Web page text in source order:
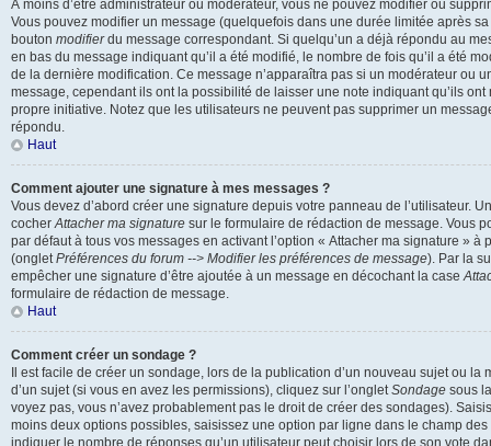
À moins d’être administrateur ou modérateur, vous ne pouvez modifier ou
Vous pouvez modifier un message (quelquefois dans une durée limitée après
bouton modifierdu message correspondant. Si quelqu’un a déjà répondu au
en bas du message indiquant qu’il a été modifié, le nombre de fois qu’il a été
de la dernière modification. Ce message n’apparaîtra pas si un modérateur ou
message, cependant ils ont la possibilité de laisser une note indiquant qu’ils
propre initiative. Notez que les utilisateurs ne peuvent pas supprimer un
répondu.
Haut
Comment ajouter une signature à mes messages ?
Vous devez d’abord créer une signature depuis votre panneau de l’utilisateur.
cocherAttacher ma signature sur le formulaire de rédaction de message. Vous
par défaut à tous vos messages en activant l’option « Attacher ma signature » à
(ongletPréférences du forum --> Modifier les préférences de message). Par la
empêcher une signature d’être ajoutée à un message en décochant la case
formulaire de rédaction de message.
Haut
Comment créer un sondage ?
Il est facile de créer un sondage, lors de la publication d’un nouveau sujet ou
d’un sujet (si vous en avez les permissions), cliquez sur l’ongletSondage sous
voyez pas, vous n’avez probablement pas le droit de créer des sondages).
moins deux options possibles, saisissez une option par ligne dans le champ
indiquer le nombre de réponses qu’un utilisateur peut choisir lors de son vote